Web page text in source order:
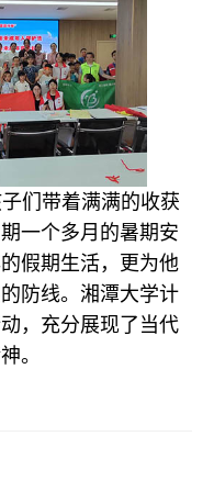
们带着满满的收获
一个多月的暑期安
假期生活，更为他
防线。湘潭大学计
，充分展现了当代
。